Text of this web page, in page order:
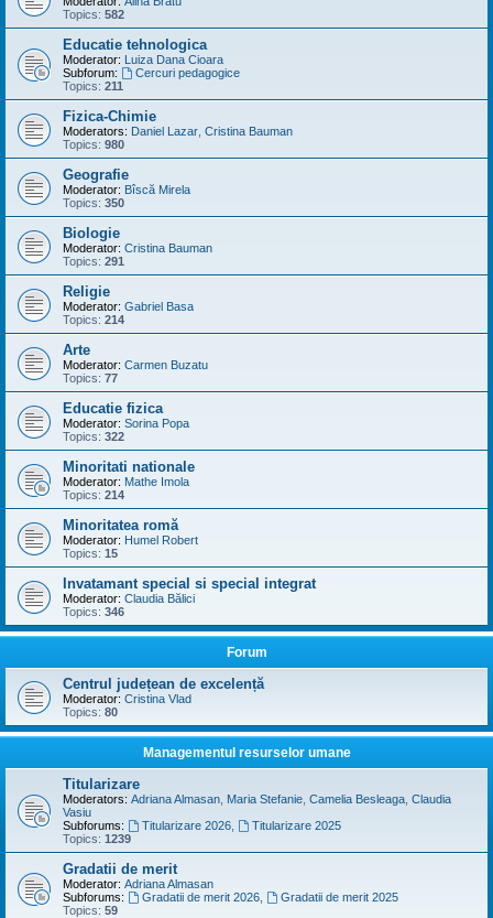
Topics: 582
Educatie tehnologica
Moderator: Luiza Dana Cioara
Subforum:
Cercuri pedagogice
Topics: 211
Fizica-Chimie
Moderators: Daniel Lazar Cristina Bauman
Topics: 980
Geografie
Moderator: Bîscă Mirela
Topics: 350
Biologie
Moderator: Cristina Bauman
Topics: 291
Religie
Moderator: Gabriel Basa
Topics: 214
Arte
Moderator: Carmen Buzatu
Topics: 77
Educatie fizica
Moderator: Sorina Popa
Topics: 322
Minoritati nationale
Moderator: Mathe Imola
Topics: 214
Minoritatea romă
Moderator: Humel Robert
Topics: 15
Invatamant special si special integrat
Moderator: Claudia Bălici
Topics: 346
Forum
Centrul județean de excelență
Moderator: Cristina Vlad
Topics: 80
Managementul resurselor umane
Titularizare
Moderators: Adriana Almasan Maria Stefanie Camelia Besleaga Claudia
Vasiu
Subforums:
Titularizare 2026,
Titularizare 2025
Topics: 1239
Gradatii de merit
Moderator: Adriana Almasan
Subforums:
Gradatii de merit 2026,
Gradatii de merit 2025
Topics: 59